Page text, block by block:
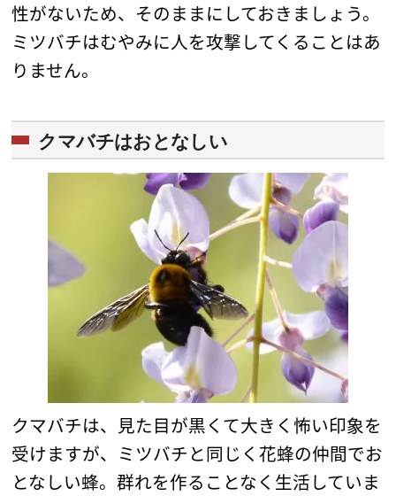
性がないため、そのままにしておきましょう。
ミツバチはむやみに人を攻撃してくることはあ
りません。
クマバチはおとなしい
クマバチは、見た目が黒くて大きく怖い印象を
受けますが、ミツバチと同じく花蜂の仲間でお
となしい蜂。群れを作ることなく生活していま